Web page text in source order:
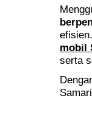
mobil
serta